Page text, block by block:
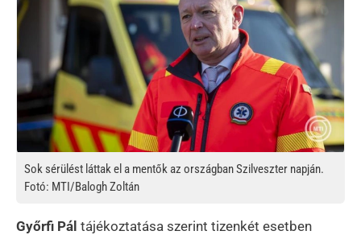
Sok sérülést láttak el a mentők az országban Szilveszter napján.
Fotó: MTI/Balogh Zoltán
Győrfi Pál tájékoztatása szerint tizenkét esetben